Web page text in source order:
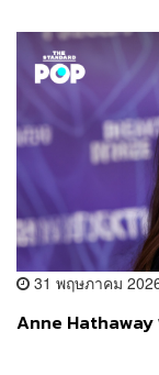
31 พฤษภาคม
Anne Hathaway